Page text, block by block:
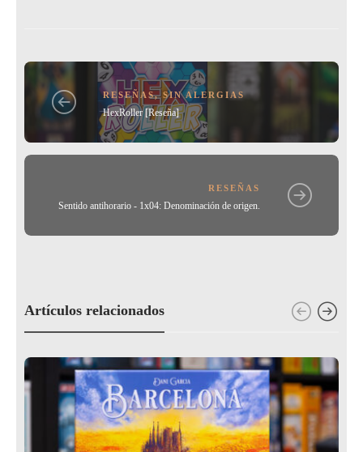
o
k
RESEÑAS,SIN ALERGIAS
HexRoller [Reseña]
RESEÑAS
Sentido antihorario - 1x04: Denominación de origen.
Artículos relacionados